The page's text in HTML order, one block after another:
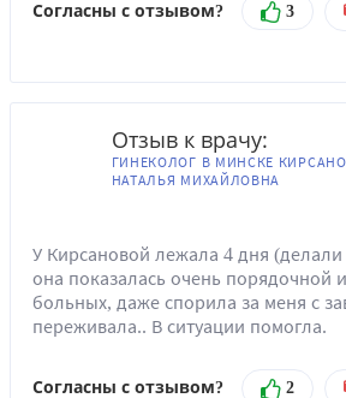
Согласны с отзывом? 3
Отзыв к врачу:
ГИНЕКОЛОГ В МИНСКЕ
НАТАЛЬЯ МИХАЙЛОВНА
У Кирсановой лежала 4 дня
она показалась очень порядочной
больных, даже спорила за меня с
переживала.. В ситуации помогла.
Согласны с отзывом? 2